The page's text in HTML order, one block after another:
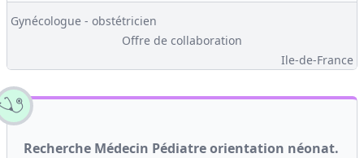
Gynécologue - obstétricien
Offre de collaboration
Ile-de-France
Recherche Médecin Pédiatre orientation néonat.